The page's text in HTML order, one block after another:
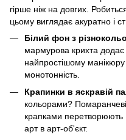
гірше ніж на довгих.
цьому виглядає акуратно і
Білий фон з
мармурова крихта додає
найпростішому
монотонність.
Крапинки в яскравій
кольорами?
крапками
арт в арт-об'єкт.